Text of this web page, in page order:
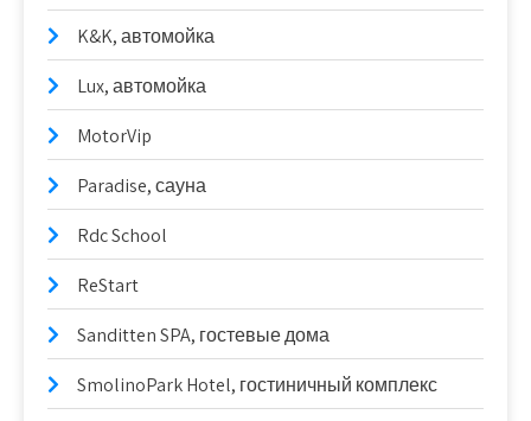
K&K, автомойка
Lux, автомойка
MotorVip
Paradise, сауна
Rdc School
ReStart
Sanditten SPA, гостевые дома
SmolinoPark Hotel, гостиничный комплекс